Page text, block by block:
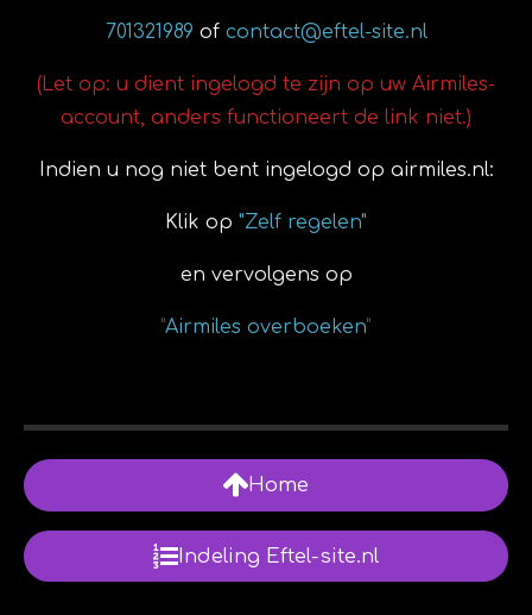
701321989 ofcontact@eftel-site.nl
(Let op: u dient ingelogd te zijn op uw Airmiles-
account, anders functioneert de link niet.)
Indien u nog niet bent ingelogd op airmiles.nl:
Klik op "Zelf regelen"
en vervolgens op
"Airmiles overboeken"
Home
Indeling Eftel-site.nl